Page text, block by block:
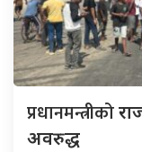
प्रधानमन्त्रीको
अवरुद्ध